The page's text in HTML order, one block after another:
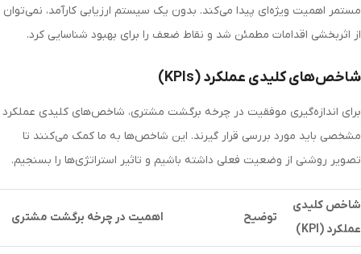
مستمر اهمیت ویژه‌ای پیدا می‌کند. بدون یک سیستم ارزیابی کارآمد، نمی‌توان
از اثربخشی اقدامات مطمئن شد و نقاط ضعف را برای بهبود شناسایی کرد.
شاخص‌های کلیدی عملکرد (KPIs)
برای اندازه‌گیری موفقیت در چرخه برگشت مشتری، شاخص‌های کلیدی عملکرد
مشخصی باید مورد بررسی قرار گیرند. این شاخص‌ها به ما کمک می‌کنند تا
تصویر روشنی از وضعیت فعلی داشته باشیم و تاثیر استراتژی‌ها را بسنجیم.
شاخص کلیدی
عملکرد (KPI
)
توضیح اهمیت در چرخه برگشت مشتری